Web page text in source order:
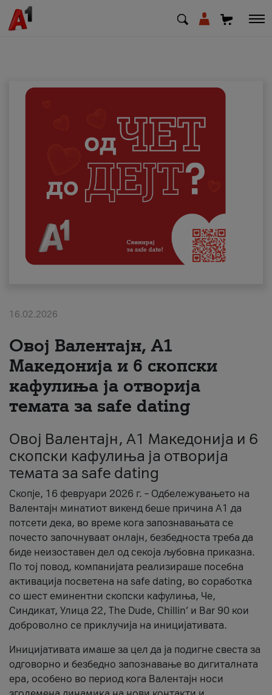
Деловни
Поддршка
Надополни кредит
Плати сметка
#ПодобарОнлајн
16.02.2026
Овој Валентајн, A1
Македонија и 6 скопски
кафулиња ја отворија
темата за safe dating
Овој Валентајн, A1 Македонија и 6
скопски кафулиња ја отворија
темата за safe dating
Скопје, 16 февруари 2026 г. – Одбележувањето на
Валентајн минатиот викенд беше причина А1 да
потсети дека, во време кога запознавањата се
почесто започнуваат онлајн, безбедноста треба да
биде неизоставен дел од секоја љубовна приказна.
По тој повод, компанијата реализираше посебна
активација посветена на safe dating, во соработка
со шест еминентни скопски кафулиња, Че,
Синдикат, Улица 22, The Dude, Chillin’ и Bar 90 кои
доброволно се приклучија на иницијативата.
Иницијативата имаше за цел да ја подигне свеста за
одговорно и безбедно запознавање во дигиталната
ера, особено во период кога Валентајн носи